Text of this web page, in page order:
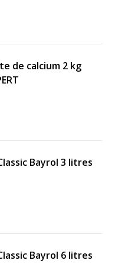
de calcium 2 kg
Bayrol 3 litres
Bayrol 6 litres